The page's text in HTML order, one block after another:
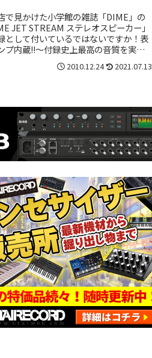
で見かけた小学館の雑誌「DIME」の
JET STREAM ステレオスピーカー」
として付いているではないですか！表
プ内蔵!!～付録史上最高の音質を実
2010.12.24 2021.07.13